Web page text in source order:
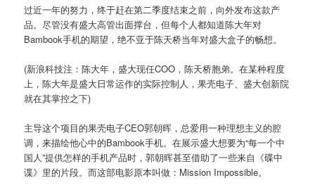
过近一年的努力，终于赶在第二季度结束之前，向外发布这款产
品。尽管没有盛大高管出面撑台，但每个人都知道陈大年对
Bambook手机的期望，绝不亚于陈天桥当年对盛大盒子的畅想。
(新浪科技注：陈大年，盛大现任COO，陈天桥胞弟。在某种程度
上，陈大年是盛大日常运作的实际控制人，果壳电子、盛大创新院
就在其掌控之下)
主导这个项目的果壳电子CEO郭朝晖，总爱用一种理想主义的腔
调，来描绘他心中的Bambook手机。在展示盛大想要为“每一个中
国人”提供怎样的手机产品时，郭朝晖甚至借助了一些来自《碟中
谍》里的片段。而这部电影原本叫做：Mission Impossible。